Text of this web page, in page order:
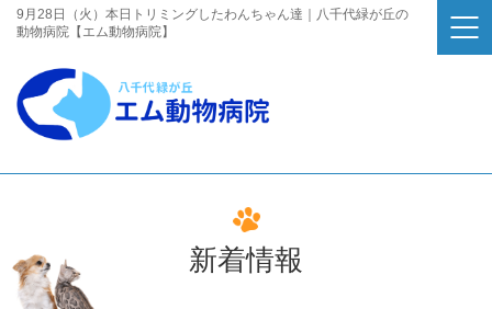
9月28日（火）本日トリミングしたわんちゃん達｜八千代緑が丘の
動物病院【エム動物病院】
新着情報